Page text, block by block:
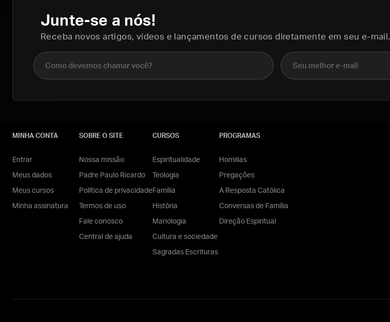
Junte-se a nós!
Receba novos artigos, vídeos e lançamentos de cursos diretamente em seu e-mail.
Nome completo E-mail
MINHA CONTA
Entrar
Meus dados
Meus cursos
Minha assinatura
SOBRE O SITE
Nossa missão
Padre Paulo Ricardo
Política de privacidade
Termos de uso
Fale conosco
Central de ajuda
CURSOS
Espiritualidade
Teologia
Família
História
Mariologia
Cultura e sociedade
Sagradas Escrituras
PROGRAMAS
Homilias
Pregações
A Resposta Católica
Conversas de Família
Direção Espiritual